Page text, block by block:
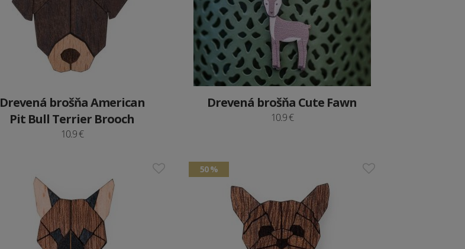
Drevená brošňa American
Pit Bull Terrier Brooch
10.9 €
Drevená brošňa Cute Fawn
10.9 €
50 %